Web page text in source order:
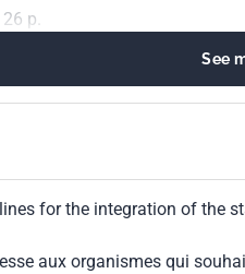
26 p.
See
for the integration of the
aux organismes qui